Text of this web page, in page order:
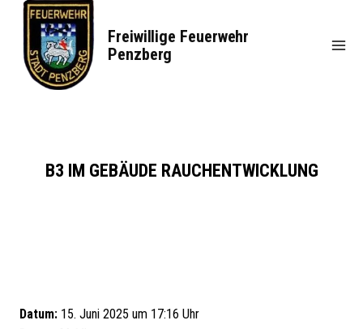
springen
Freiwillige Feuerwehr
Penzberg
B3 IM GEBÄUDE RAUCHENTWICKLUNG
Datum: 15. Juni 2025 um 17:16 Uhr